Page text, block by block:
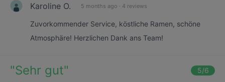
Karoline O. 5 months ago · 4 reviews
Zuvorkommender Service, köstliche Ramen, schöne
Atmosphäre! Herzlichen Dank ans Team!
"Sehr gut" 5/6